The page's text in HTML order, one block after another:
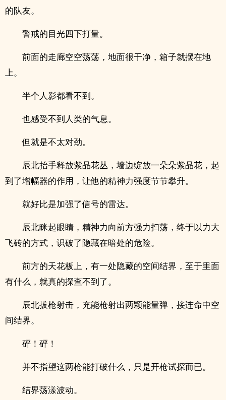
的队友。
警戒的目光四下打量。
前面的走廊空空荡荡，地面很干净，箱子就摆在地
上。
半个人影都看不到。
也感受不到人类的气息。
但就是不太对劲。
辰北抬手释放紫晶花丛，墙边绽放一朵朵紫晶花，起
到了增幅器的作用，让他的精神力强度节节攀升。
就好比是加强了信号的雷达。
辰北眯起眼睛，精神力向前方强力扫荡，终于以力大
飞砖的方式，识破了隐藏在暗处的危险。
前方的天花板上，有一处隐藏的空间结界，至于里面
有什么，就真的探查不到了。
辰北拔枪射击，充能枪射出两颗能量弹，接连命中空
间结界。
砰！砰！
并不指望这两枪能打破什么，只是开枪试探而已。
结界荡漾波动。